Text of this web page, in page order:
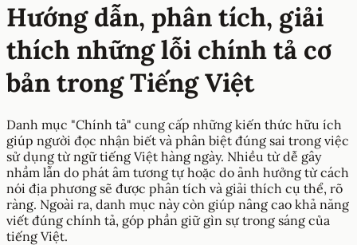
Hướng dẫn, phân tích, giải
thích những lỗi chính tả cơ
bản trong Tiếng Việt
Danh mục "Chính tả" cung cấp những kiến thức hữu ích
giúp người đọc nhận biết và phân biệt đúng sai trong việc
sử dụng từ ngữ tiếng Việt hàng ngày. Nhiều từ dễ gây
nhầm lẫn do phát âm tương tự hoặc do ảnh hưởng từ cách
nói địa phương sẽ được phân tích và giải thích cụ thể, rõ
ràng. Ngoài ra, danh mục này còn giúp nâng cao khả năng
viết đúng chính tả, góp phần giữ gìn sự trong sáng của
tiếng Việt.